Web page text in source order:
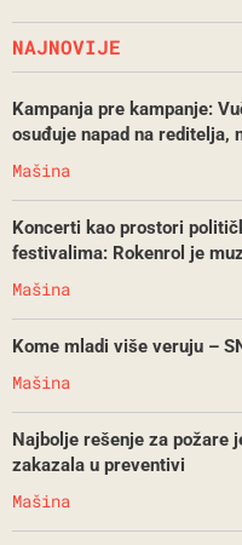
NAJNOVIJE
Kampanja pre kampanje:
osuđuje napad na reditelja,
Mašina
Koncerti kao prostori
festivalima: Rokenrol je
Mašina
Kome mladi više veruju –
Mašina
Najbolje rešenje za požare
zakazala u preventivi
Mašina